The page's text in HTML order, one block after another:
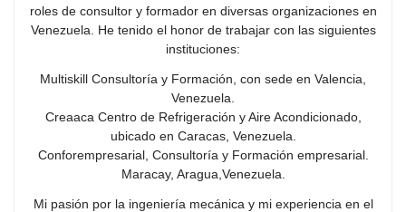
roles de consultor y formador en diversas organizaciones en
Venezuela. He tenido el honor de trabajar con las siguientes
instituciones:
Multiskill Consultoría y Formación, con sede en Valencia,
Venezuela.
Creaaca Centro de Refrigeración y Aire Acondicionado,
ubicado en Caracas, Venezuela.
Conforempresarial, Consultoría y Formación empresarial.
Maracay, Aragua,Venezuela.
Mi pasión por la ingeniería mecánica y mi experiencia en el